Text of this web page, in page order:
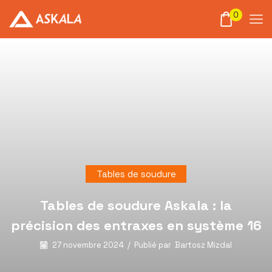
0
Tables de soudure
Tables de soudure Askala : la
précision des entraxes en système 16
27 novembre 2024 / Publié par Bartosz Mizdal